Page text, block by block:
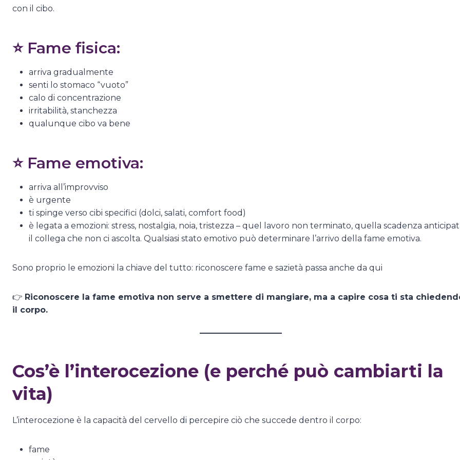
con il cibo.
⭐ Fame fisica:
arriva gradualmente
senti lo stomaco “vuoto”
calo di concentrazione
irritabilità, stanchezza
qualunque cibo va bene
⭐ Fame emotiva:
arriva all’improvviso
è urgente
ti spinge verso cibi specifici (dolci, salati, comfort food)
è legata a emozioni: stress, nostalgia, noia, tristezza – quel lavoro non terminato, quella scadenza
il collega che non ci ascolta. Qualsiasi stato emotivo può determinare l’arrivo della fame emotiva.
Sono proprio le emozioni la chiave del tutto: riconoscere fame e sazietà passa anche da qui
👉 Riconoscere la fame emotiva non serve a smettere di mangiare, ma a capire cosa ti sta
il corpo.
Cos’è l’interocezione (e perché può cambiarti la
vita)
L’interocezione è la capacità del cervello di percepire ciò che succede dentro il corpo:
fame